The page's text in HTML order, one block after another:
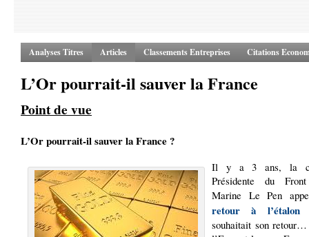
Analyses Titres Articles Classements Entreprises Citations
L’Or pourrait-il sauver la France
Point de vue
L’Or pourrait-il sauver la France ?
Il y a 3 ans, la
Présidente du
Marine Le Pen
retour à l’étalon
souhaitait son